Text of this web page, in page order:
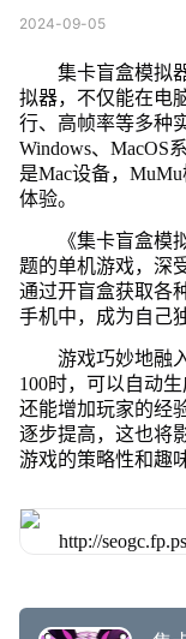
2024-09-05
集卡盲盒模拟
拟器，不仅能在电
行、高帧率等多种
Windows、MacOS
是Mac设备，
体验。
《集卡盲盒模
题的单机游戏，深
通过开盲盒获取各
手机中，成为自己
游戏巧妙地融
100时，可以自动
还能增加玩家的经
逐步提高，这也将
游戏的策略性和趣